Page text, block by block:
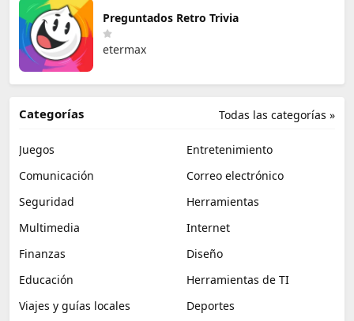
Preguntados Retro Trivia
etermax
Todas las categorías »
Categorías
Juegos
Entretenimiento
Comunicación
Correo electrónico
Seguridad
Herramientas
Multimedia
Internet
Finanzas
Diseño
Educación
Herramientas de TI
Viajes y guías locales
Deportes